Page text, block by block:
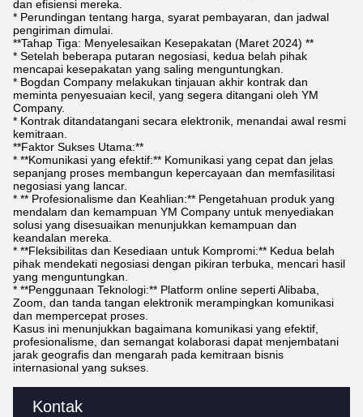
Kontak
dan efisiensi mereka.
* Perundingan tentang harga, syarat pembayaran, dan jadwal
pengiriman dimulai.
**Tahap Tiga: Menyelesaikan Kesepakatan (Maret 2024) **
* Setelah beberapa putaran negosiasi, kedua belah pihak
mencapai kesepakatan yang saling menguntungkan.
* Bogdan Company melakukan tinjauan akhir kontrak dan
meminta penyesuaian kecil, yang segera ditangani oleh YM
Company.
* Kontrak ditandatangani secara elektronik, menandai awal resmi
kemitraan.
**Faktor Sukses Utama:**
* **Komunikasi yang efektif:** Komunikasi yang cepat dan jelas
sepanjang proses membangun kepercayaan dan memfasilitasi
negosiasi yang lancar.
* ** Profesionalisme dan Keahlian:** Pengetahuan produk yang
mendalam dan kemampuan YM Company untuk menyediakan
solusi yang disesuaikan menunjukkan kemampuan dan
keandalan mereka.
* **Fleksibilitas dan Kesediaan untuk Kompromi:** Kedua belah
pihak mendekati negosiasi dengan pikiran terbuka, mencari hasil
yang menguntungkan.
* **Penggunaan Teknologi:** Platform online seperti Alibaba,
Zoom, dan tanda tangan elektronik merampingkan komunikasi
dan mempercepat proses.
Kasus ini menunjukkan bagaimana komunikasi yang efektif,
profesionalisme, dan semangat kolaborasi dapat menjembatani
jarak geografis dan mengarah pada kemitraan bisnis
internasional yang sukses.